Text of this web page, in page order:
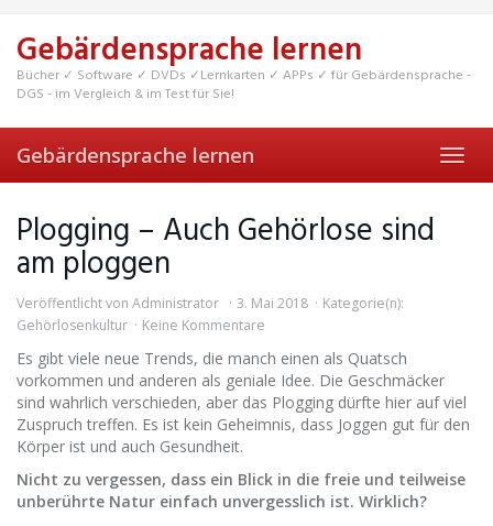
main
content
Gebärdensprache lernen
Bücher ✓ Software ✓ DVDs ✓Lernkarten ✓ APPs ✓ für Gebärdensprache -
DGS - im Vergleich & im Test für Sie!
Gebärdensprache lernen
Plogging – Auch Gehörlose sind
am ploggen
Veröffentlicht von Administrator 3. Mai 2018
Kategorie(n):
Gehörlosenkultur
Keine Kommentare
Es gibt viele neue Trends, die manch einen als Quatsch
vorkommen und anderen als geniale Idee. Die Geschmäcker
sind wahrlich verschieden, aber das Plogging dürfte hier auf viel
Zuspruch treffen. Es ist kein Geheimnis, dass Joggen gut für den
Körper ist und auch Gesundheit.
Nicht zu vergessen, dass ein Blick in die freie und teilweise
unberührte Natur einfach unvergesslich ist. Wirklich?